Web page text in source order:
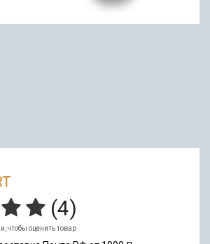
(4)
чтобы оценить товар